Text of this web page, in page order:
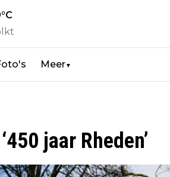
°C
Meer▼
jaar Rheden’